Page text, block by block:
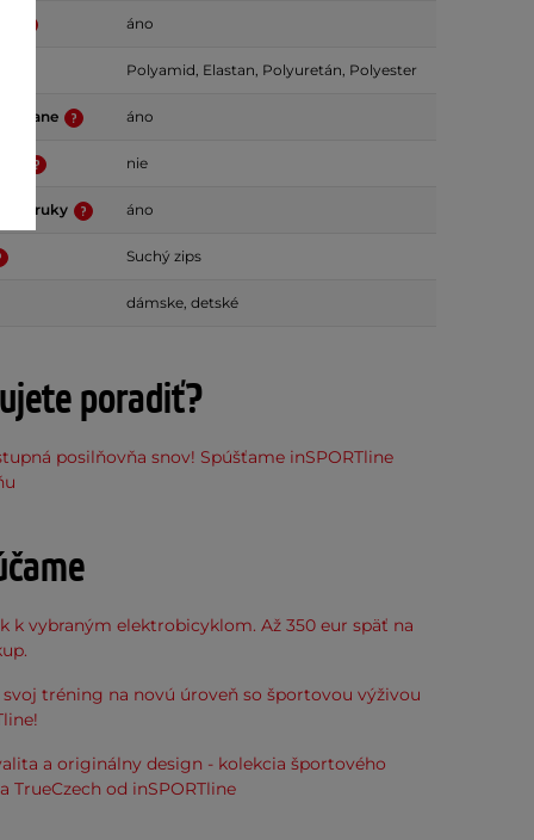
áno
Polyamid, Elastan, Polyuretán, Polyester
dlane áno
nie
ruky áno
Suchý zips
dámske, detské
poradiť?
posilňovňa snov! Spúšťame inSPORTline
k vybraným elektrobicyklom. Až 350 eur späť na
svoj tréning na novú úroveň so športovou výživou
a originálny design - kolekcia športového
TrueCzech od inSPORTline